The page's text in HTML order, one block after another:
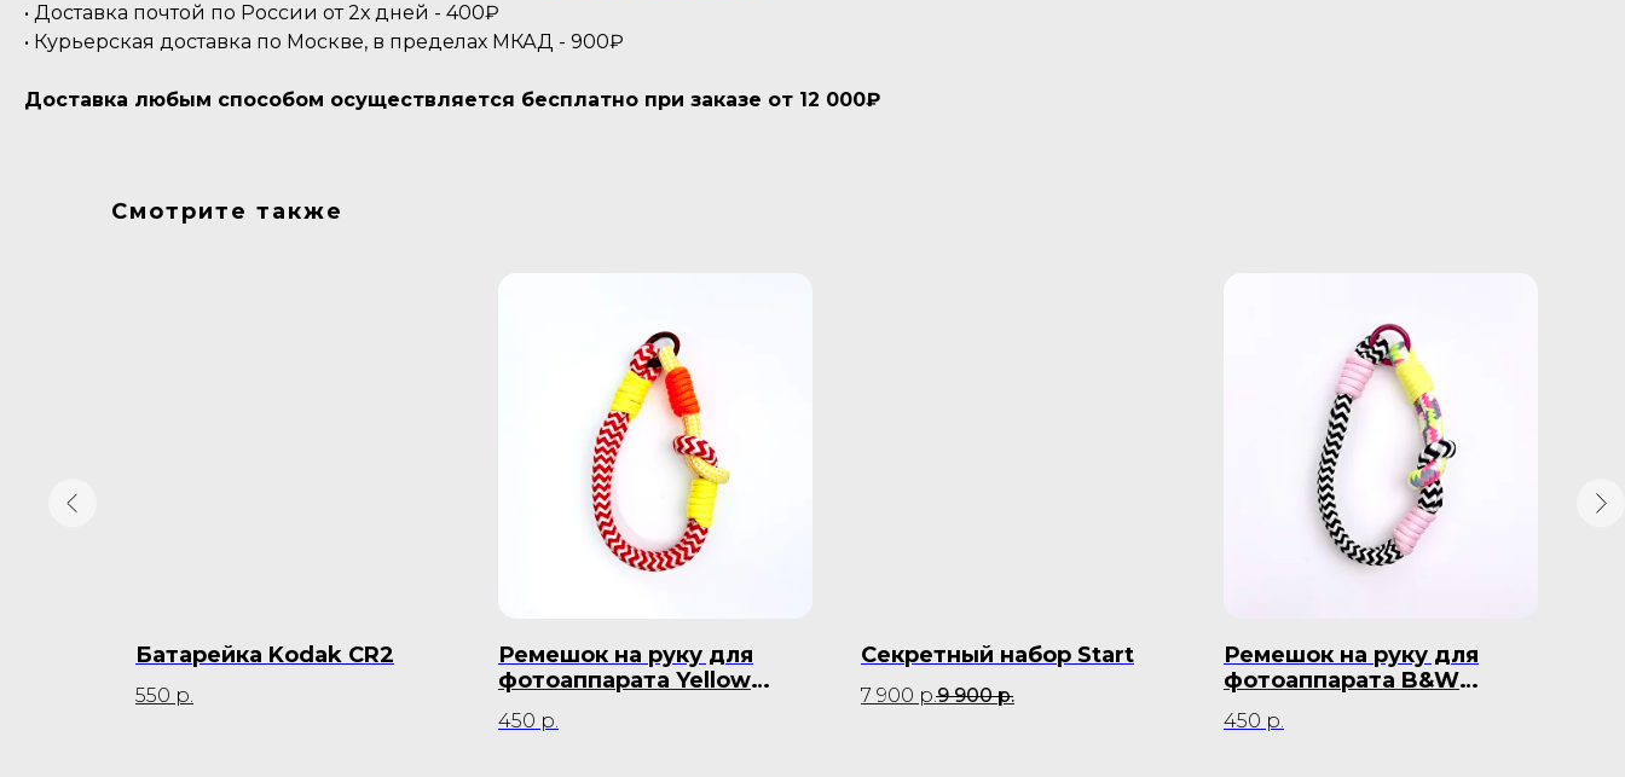
• Доставка почтой по России от 2х дней - 400₽
• Курьерская доставка по Москве, в пределах МКАД - 900₽
Доставка любым способом осуществляется бесплатно при заказе от 12 000₽
Смотрите также
Батарейка Kodak СR2
550 р.
Ремешок на руку для
фотоаппарата Yellow
450 р.
Секретный набор Start
7 900 р.9 900 р.
Ремешок на руку для
фотоаппарата B&W
450 р.